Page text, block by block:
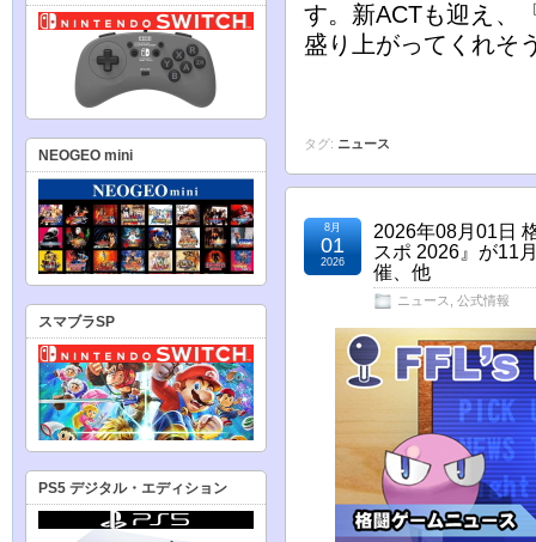
す。新ACTも迎え、
盛り上がってくれそ
タグ: ニュース
2026年08月01日
スポ 2026』が11
催、他
ニュース 公式情報
8月
01
2026
NEOGEO mini
スマブラSP
PS5 デジタル・エディション